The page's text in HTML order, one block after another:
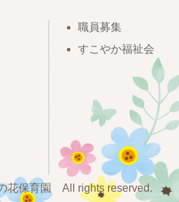
職員募集
すこやか福祉会
花保育園 All rights reserved.